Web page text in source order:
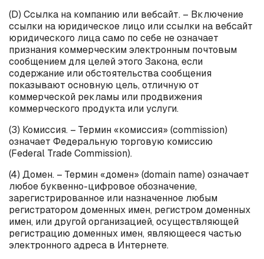
(D) Ссылка на компанию или вебсайт. – Включение
ссылки на юридическое лицо или ссылки на вебсайт
юридического лица само по себе не означает
признания коммерческим электронным почтовым
сообщением для целей этого Закона, если
содержание или обстоятельства сообщения
показывают основную цель, отличную от
коммерческой рекламы или продвижения
коммерческого продукта или услуги.
(3) Комиссия. – Термин «комиссия» (commission)
означает Федеральную торговую комиссию
(Federal TradeCommission).
(4) Домен. – Термин «домен» (domain name) означает
любое буквенно-цифровое обозначение,
зарегистрированное или назначенное любым
регистратором доменных имен, регистром доменных
имен, или другой организацией, осуществляющей
регистрацию доменных имен, являющееся частью
электронного адреса в Интернете.